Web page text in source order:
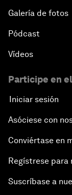
Galería de fotos
Pódcast
Vídeos
Participe en
Iniciar sesión
Asóciese con
Conviértase en
Regístrese
Suscríbase a